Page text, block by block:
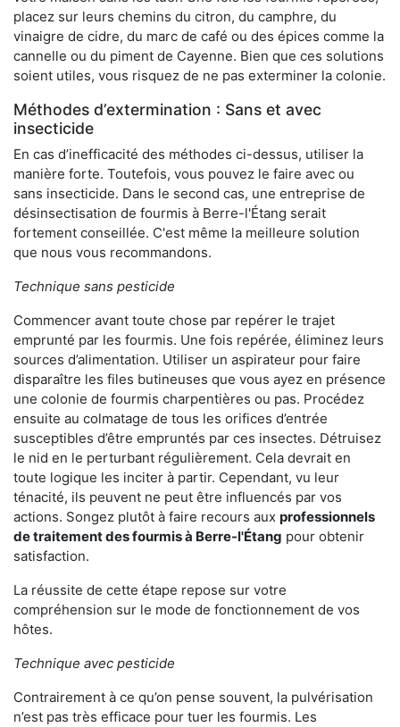
placez sur leurs chemins du citron, du camphre, du
vinaigre de cidre, du marc de café ou des épices comme la
cannelle ou du piment de Cayenne. Bien que ces solutions
soient utiles, vous risquez de ne pas exterminer la colonie.
Méthodes d’extermination : Sans et avec
insecticide
En cas d’inefficacité des méthodes ci-dessus, utiliser la
manière forte. Toutefois, vous pouvez le faire avec ou
sans insecticide. Dans le second cas, une entreprise de
désinsectisation de fourmis à Berre-l'Étang serait
fortement conseillée. C'est même la meilleure solution
que nous vous recommandons.
Technique sans pesticide
Commencer avant toute chose par repérer le trajet
emprunté par les fourmis. Une fois repérée, éliminez leurs
sources d’alimentation. Utiliser un aspirateur pour faire
disparaître les files butineuses que vous ayez en présence
une colonie de fourmis charpentières ou pas. Procédez
ensuite au colmatage de tous les orifices d’entrée
susceptibles d’être empruntés par ces insectes. Détruisez
le nid en le perturbant régulièrement. Cela devrait en
toute logique les inciter à partir. Cependant, vu leur
ténacité, ils peuvent ne peut être influencés par vos
actions. Songez plutôt à faire recours aux professionnels
de traitement des fourmis à Berre-l'Étang pour obtenir
satisfaction.
La réussite de cette étape repose sur votre
compréhension sur le mode de fonctionnement de vos
hôtes.
Technique avec pesticide
Contrairement à ce qu’on pense souvent, la pulvérisation
n’est pas très efficace pour tuer les fourmis. Les